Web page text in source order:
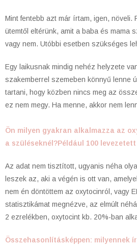
Mint fentebb azt már írtam, igen, növeli.
ütemtől eltérünk, amit a baba és mama
vagy nem. Utóbbi esetben szükséges
Egy laikusnak mindig nehéz helyzete
szakemberrel szemeben könnyű lenne
tartani, hogy közben nincs meg az
ez nem megy. Ha menne, akkor nem
Ön milyen gyakran alkalmazza az
a szüléseknél?Például 100
Az adat nem tisztított, ugyanis néha
leszek az, aki a végén is ott van,
nem én döntöttem az oxytocinról, vagy
statisztikámat megnézve, az elmúlt
2 ezrelékben, oxytocint kb. 20%-ban
Összehasonlításképpen: milyennek